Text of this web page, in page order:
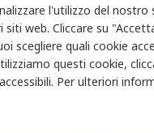
l'utilizzo del nostro
siti web. Cliccare su
scegliere quali cookie
questi cookie,
Per ulteriori